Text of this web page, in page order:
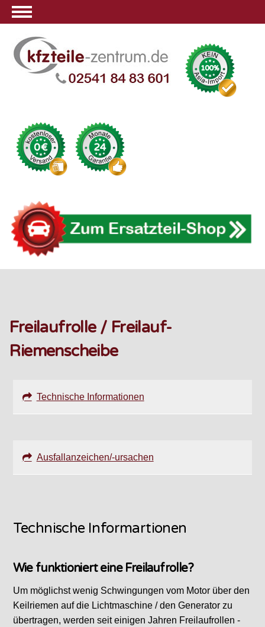
Freilaufrolle / Freilauf-
Riemenscheibe
Technische Informationen
Ausfallanzeichen/-ursachen
Technische Informartionen
Wie funktioniert eine Freilaufrolle?
Um möglichst wenig Schwingungen vom Motor über den
Keilriemen auf die Lichtmaschine / den Generator zu
übertragen, werden seit einigen Jahren Freilaufrollen -